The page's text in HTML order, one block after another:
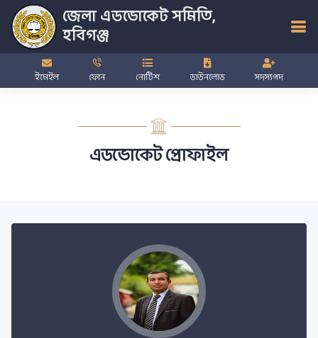
জেলা এডভোকেট সমিতি,
হবিগঞ্জ
ইমেইল ফোন নোটিশ ডাউনলোড সদস্যপদ
এডভোকেট প্রোফাইল